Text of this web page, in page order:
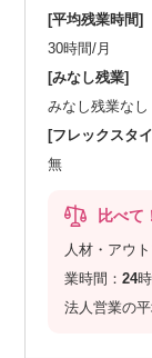
[平均残業時間]
30時間/月
[みなし残業]
みなし残業なし
[フレックスタ
無
比べて
人材・アウ
業時間：24
法人営業の